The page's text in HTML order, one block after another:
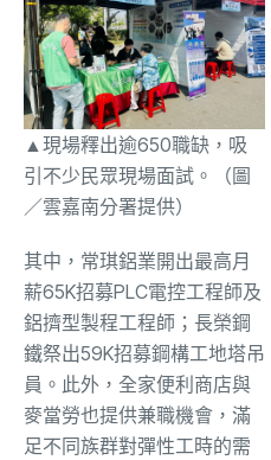
▲現場釋出逾650職缺，吸
引不少民眾現場面試。（圖
／雲嘉南分署提供）
其中，常琪鋁業開出最高月
薪65K招募PLC電控工程師及
鋁擠型製程工程師；長榮鋼
鐵祭出59K招募鋼構工地塔吊
員。此外，全家便利商店與
麥當勞也提供兼職機會，滿
足不同族群對彈性工時的需